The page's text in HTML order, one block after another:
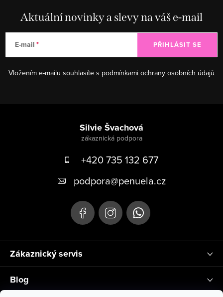
Aktuální novinky a slevy na váš e-mail
E-mail
Vložením e-mailu souhlasíte s podmínkami ochrany osobních údajů
PŘIHLÁSIT SE
Silvie Švachová
+420 735 132 677
podpora@penuela.cz
Zákaznický servis
Blog